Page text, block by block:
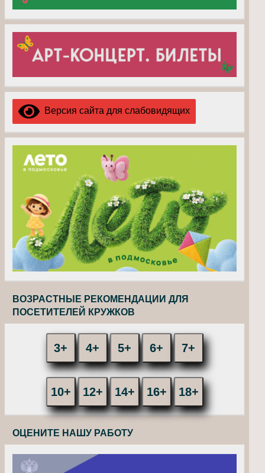
Версия сайта для слабовидящих
ВОЗРАСТНЫЕ РЕКОМЕНДАЦИИ ДЛЯ
ПОСЕТИТЕЛЕЙ КРУЖКОВ
3+ 4+ 5+ 6+ 7+
10+ 12+ 14+ 16+ 18+
ОЦЕНИТЕ НАШУ РАБОТУ